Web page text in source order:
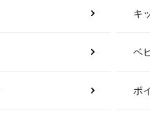
キ
ベ
ポ